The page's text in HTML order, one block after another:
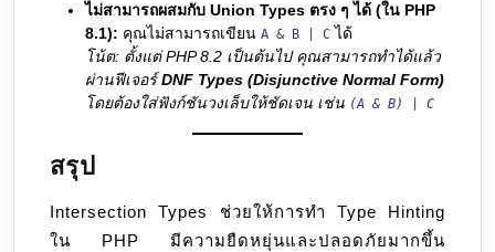
ไม่สามารถผสมกับ Union Types ตรง ๆ ได้ (ใน PHP
8.1): คุณไม่สามารถเขียน A & B | C ได้
โน้ต: ตั้งแต่ PHP 8.2 เป็นต้นไป คุณสามารถทำได้แล้ว
ผ่านฟีเจอร์DNF Types (Disjunctive Normal Form)
โดยต้องใส่ฟังก์ชันวงเล็บให้ชัดเจน เช่น (A & B) | C
สรุป
Intersection Types ช่วยให้การทำ Type Hinting
ใน PHP มีความยืดหยุ่นและปลอดภัยมากขึ้น